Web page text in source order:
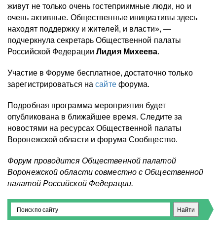
живут не только очень гостеприимные люди, но и
очень активные. Общественные инициативы здесь
находят поддержку и жителей, и власти», —
подчеркнула секретарь Общественной палаты
Российской ФедерацииЛидия Михеева.
Участие в Форуме бесплатное, достаточно только
зарегистрироваться насайте форума.
Подробная программа мероприятия будет
опубликована в ближайшее время. Следите за
новостями на ресурсах Общественной палаты
Воронежской области и форума Сообщество.
Форум проводится Общественной палатой
Воронежской области совместно с Общественной
палатой Российской Федерации.